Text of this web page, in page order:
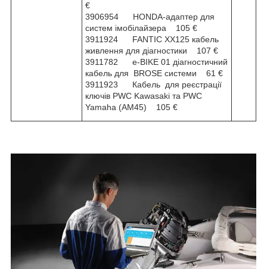
€
3906954 HONDA-адаптер для
систем імобілайзера 105 €
3911924 FANTIC XX125 кабель
живлення для діагностики 107 €
3911782 e-BIKE 01 діагностичний
кабель для BROSE системи 61 €
3911923 Кабель для реєстрації
ключів PWC Kawasaki та PWC
Yamaha (АМ45) 105 €